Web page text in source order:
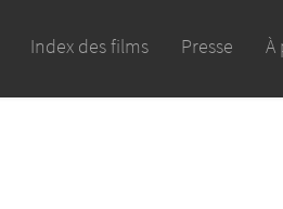
Index des films Presse À